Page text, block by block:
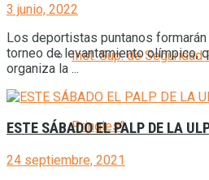
Inst. Sup. de Seguridad
Pringles”
3 junio, 2022
Los deportistas puntanos
torneo de levantamiento olímpico,
organiza la ...
ESTE SÁBADO EL PALP DE LA
24 septiembre, 2021